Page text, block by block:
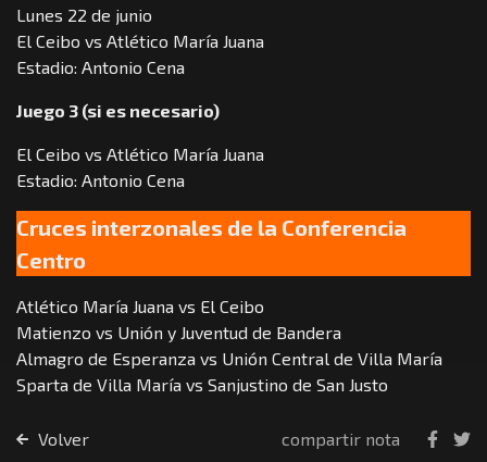
Lunes 22 de junio
El Ceibo vs Atlético María Juana
Estadio: Antonio Cena
Juego 3 (si es necesario)
El Ceibo vs Atlético María Juana
Estadio: Antonio Cena
Cruces interzonales de la Conferencia
Centro
Atlético María Juana vs El Ceibo
Matienzo vs Unión y Juventud de Bandera
Almagro de Esperanza vs Unión Central de Villa María
Sparta de Villa María vs Sanjustino de San Justo
Volver compartir nota